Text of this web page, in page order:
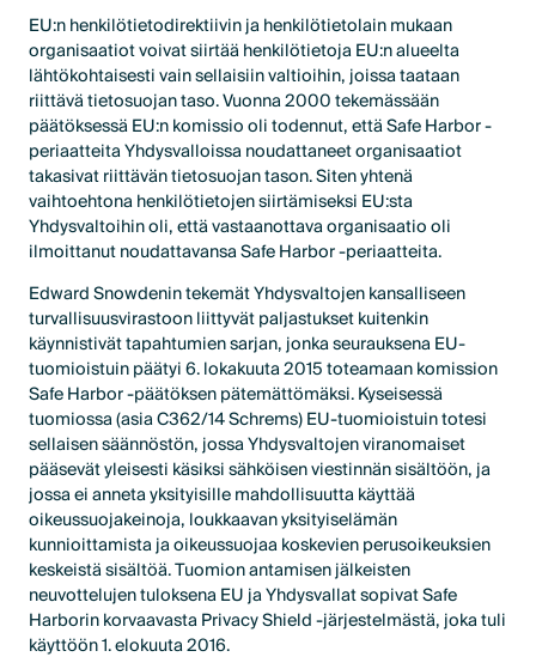
EU:n henkilötietodirektiivin ja henkilötietolain mukaan
organisaatiot voivat siirtää henkilötietoja EU:n alueelta
lähtökohtaisesti vain sellaisiin valtioihin, joissa taataan
riittävä tietosuojan taso. Vuonna 2000 tekemässään
päätöksessä EU:n komissio oli todennut, että Safe Harbor -
periaatteita Yhdysvalloissa noudattaneet organisaatiot
takasivat riittävän tietosuojan tason. Siten yhtenä
vaihtoehtona henkilötietojen siirtämiseksi EU:sta
Yhdysvaltoihin oli, että vastaanottava organisaatio oli
ilmoittanut noudattavansa Safe Harbor -periaatteita.
Edward Snowdenin tekemät Yhdysvaltojen kansalliseen
turvallisuusvirastoon liittyvät paljastukset kuitenkin
käynnistivät tapahtumien sarjan, jonka seurauksena EU-
tuomioistuin päätyi 6. lokakuuta 2015 toteamaan komission
Safe Harbor -päätöksen pätemättömäksi. Kyseisessä
tuomiossa (asia C362/14 Schrems) EU-tuomioistuin totesi
sellaisen säännöstön, jossa Yhdysvaltojen viranomaiset
pääsevät yleisesti käsiksi sähköisen viestinnän sisältöön, ja
jossa ei anneta yksityisille mahdollisuutta käyttää
oikeussuojakeinoja, loukkaavan yksityiselämän
kunnioittamista ja oikeussuojaa koskevien perusoikeuksien
keskeistä sisältöä. Tuomion antamisen jälkeisten
neuvottelujen tuloksena EU ja Yhdysvallat sopivat Safe
Harborin korvaavasta Privacy Shield -järjestelmästä, joka tuli
käyttöön 1. elokuuta 2016.